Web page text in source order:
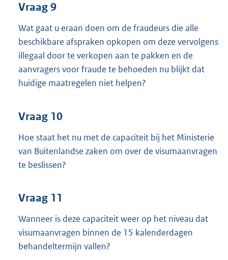
Vraag 9
Wat gaat u eraan doen om de fraudeurs die alle
beschikbare afspraken opkopen om deze vervolgens
illegaal door te verkopen aan te pakken en de
aanvragers voor fraude te behoeden nu blijkt dat
huidige maatregelen niet helpen?
Vraag 10
Hoe staat het nu met de capaciteit bij het Ministerie
van Buitenlandse zaken om over de visumaanvragen
te beslissen?
Vraag 11
Wanneer is deze capaciteit weer op het niveau dat
visumaanvragen binnen de 15 kalenderdagen
behandeltermijn vallen?